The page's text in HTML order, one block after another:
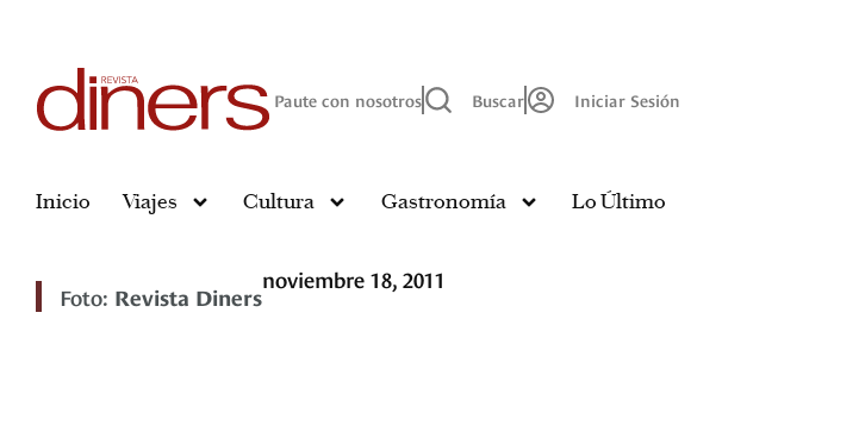
Paute con nosotros Buscar Iniciar Sesión
Inicio Viajes Cultura Gastronomía Lo Último
Foto: Revista Diners
noviembre 18, 2011